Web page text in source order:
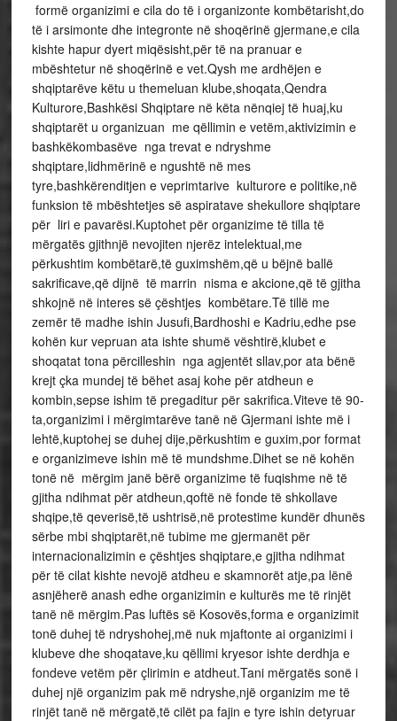
formë organizimi e cila do të i organizonte kombëtarisht,do
të i arsimonte dhe integronte në shoqërinë gjermane,e cila
kishte hapur dyert miqësisht,për të na pranuar e
mbështetur në shoqërinë e vet.Qysh me ardhëjen e
shqiptarëve këtu u themeluan klube,shoqata,Qendra
Kulturore,Bashkësi Shqiptare në këta nënqiej të huaj,ku
shqiptarët u organizuan me qëllimin e vetëm,aktivizimin e
bashkëkombasëve nga trevat e ndryshme
shqiptare,lidhmërinë e ngushtë në mes
tyre,bashkërenditjen e veprimtarive kulturore e politike,në
funksion të mbështetjes së aspiratave shekullore shqiptare
për liri e pavarësi.Kuptohet për organizime të tilla të
mërgatës gjithnjë nevojiten njerëz intelektual,me
përkushtim kombëtarë,të guximshëm,që u bëjnë ballë
sakrificave,që dijnë të marrin nisma e akcione,që të gjitha
shkojnë në interes së çështjes kombëtare.Të tillë me
zemër të madhe ishin Jusufi,Bardhoshi e Kadriu,edhe pse
kohën kur vepruan ata ishte shumë vështirë,klubet e
shoqatat tona përcilleshin nga agjentët sllav,por ata bënë
krejt çka mundej të bëhet asaj kohe për atdheun e
kombin,sepse ishim të pregaditur për sakrifica.Viteve të 90-
ta,organizimi i mërgimtarëve tanë në Gjermani ishte më i
lehtë,kuptohej se duhej dije,përkushtim e guxim,por format
e organizimeve ishin më të mundshme.Dihet se në kohën
tonë në mërgim janë bërë organizime të fuqishme në të
gjitha ndihmat për atdheun,qoftë në fonde të shkollave
shqipe,të qeverisë,të ushtrisë,në protestime kundër dhunës
sërbe mbi shqiptarët,në tubime me gjermanët për
internacionalizimin e çështjes shqiptare,e gjitha ndihmat
për të cilat kishte nevojë atdheu e skamnorët atje,pa lënë
asnjëherë anash edhe organizimin e kulturës me të rinjët
tanë në mërgim.Pas luftës së Kosovës,forma e organizimit
tonë duhej të ndryshohej,më nuk mjaftonte ai organizimi i
klubeve dhe shoqatave,ku qëllimi kryesor ishte derdhja e
fondeve vetëm për çlirimin e atdheut.Tani mërgatës sonë i
duhej një organizim pak më ndryshe,një organizim me të
rinjët tanë në mërgatë,të cilët pa fajin e tyre ishin detyruar